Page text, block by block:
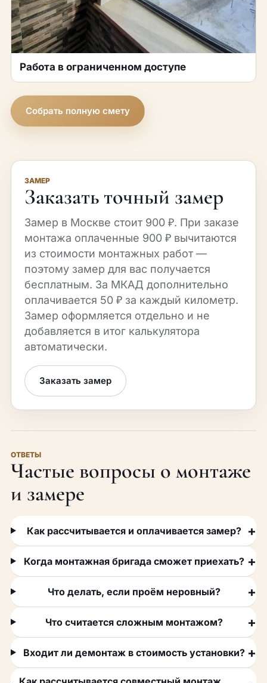
Работа в ограниченном доступе
Собрать полную смету
ЗАМЕР
Заказать точный замер
Замер в Москве стоит 900 ₽. При заказе
монтажа оплаченные 900 ₽ вычитаются
из стоимости монтажных работ —
поэтому замер для вас получается
бесплатным. За МКАД дополнительно
оплачивается 50 ₽ за каждый километр.
Замер оформляется отдельно и не
добавляется в итог калькулятора
автоматически.
Заказать замер
ОТВЕТЫ
Частые вопросы о монтаже
и замере
Как рассчитывается и оплачивается замер?
Когда монтажная бригада сможет приехать?
Что делать, если проём неровный?
Что считается сложным монтажом?
Входит ли демонтаж в стоимость установки?